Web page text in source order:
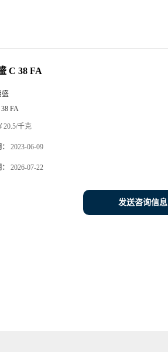
C 38 FA
盛
38 FA
20.5/千克
2023-06-09
2026-07-22
发送咨询信息